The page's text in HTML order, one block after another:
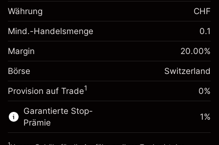
Übernachtfinanzierung
Gebühren aus
Positionswert
%
Positionsgröße mit Hebelwirkung
~CHF 5,000.00
Geld aus Hebelwirkung ~
CHF 4,000.00
Zur Plattform
Margin. Ihre Investition
CHF 1,000.00
Anpassung der
Übernachtfinanzierung
fremdfinanzierten
Positionswert
-0.011406%
(-CHF 0.60)
Positionsgröße mit Hebelwirkung
~CHF 5,000.00
Geld aus Hebelwirkung ~
Währung CHF
Mind.-Handelsmenge 0.1
Margin 20.00%
Börse Switzerland
Provision auf Trade1 0%
Garantierte Stop-
Prämie
1%